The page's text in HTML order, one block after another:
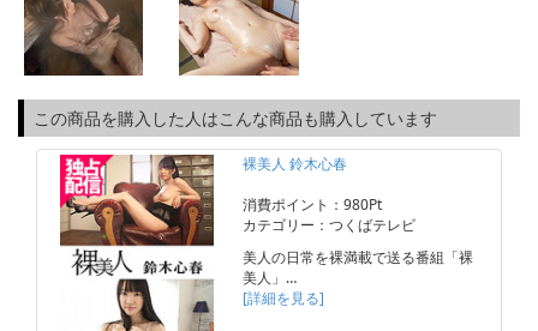
この商品を購入した人はこんな商品も購入しています
裸美人 鈴木心春
消費ポイント：980Pt
カテゴリー：つくばテレビ
美人の日常を裸満載で送る番組「裸
美人」…
[詳細を見る]